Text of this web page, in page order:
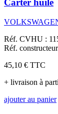
Carter huile
Réf. CVHU :
Réf.
45,10 € TTC
+ livraison à
ajouter au panier